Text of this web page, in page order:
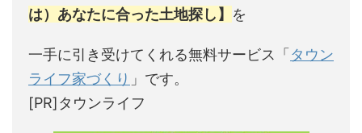
は）あなたに合った土地探し】 を
一手に引き受けてくれる無料サービス「タウン
ライフ家づくり 」です。
[PR]タウンライフ